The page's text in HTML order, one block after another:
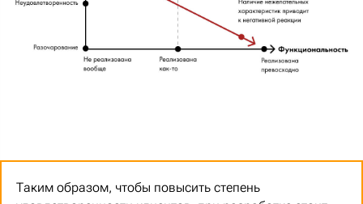
Таким образом, чтобы повысить степень